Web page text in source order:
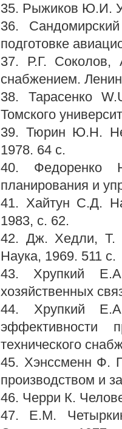
35. Рыжиков Ю.И.
36.
подготовке
37. Р.Г. Соколов,
снабжением.
38. Тарасенко
Томского
39. Тюрин Ю.Н.
1978. 64 с.
40. Федоренко
планирования и
41. Хайтун С.Д.
1983, с. 62.
42. Дж. Хедли, Т.
Наука, 1969. 511 с.
43. Хрупкий
хозяйственных
44. Хрупкий
эффективности
технического
45. Хэнссменн Ф.
производством и
46. Черри К.
47. Е.М.